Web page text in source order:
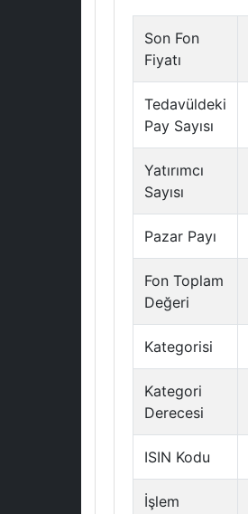
Son Fon
Fiyatı
Tedavüldeki
Pay Sayısı
Yatırımcı
Sayısı
Pazar Payı
Fon Toplam
Değeri
Kategorisi
Kategori
Derecesi
ISIN Kodu
İşlem